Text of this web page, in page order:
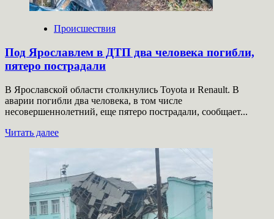
Происшествия
Под Ярославлем в ДТП два человека погибли,
пятеро пострадали
В Ярославской области столкнулись Toyota и Renault. В
аварии погибли два человека, в том числе
несовершеннолетний, еще пятеро пострадали, сообщает...
Читать далееПрочитать
Под
Ярославлем
в
ДТП
два